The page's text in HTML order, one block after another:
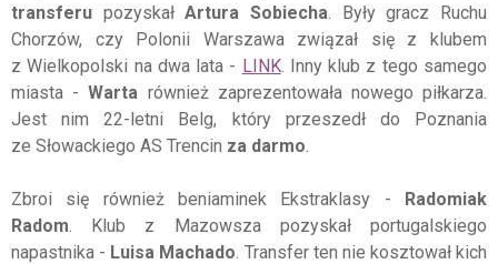
transferu pozyskałArtura Sobiecha . Były gracz Ruchu
Chorzów, czy Polonii Warszawa związał się z klubem
z Wielkopolski na dwa lata - LINK. Inny klub z tego samego
miasta -Warta również zaprezentowała nowego piłkarza.
Jest nim 22-letni Belg, który przeszedł do Poznania
ze Słowackiego AS Trencin za darmo
Zbroi się również beniaminek Ekstraklasy - Radomiak
Radom . Klub z Mazowsza pozyskał portugalskiego
napastnika - Luisa Machado . Transfer ten nie kosztował kich